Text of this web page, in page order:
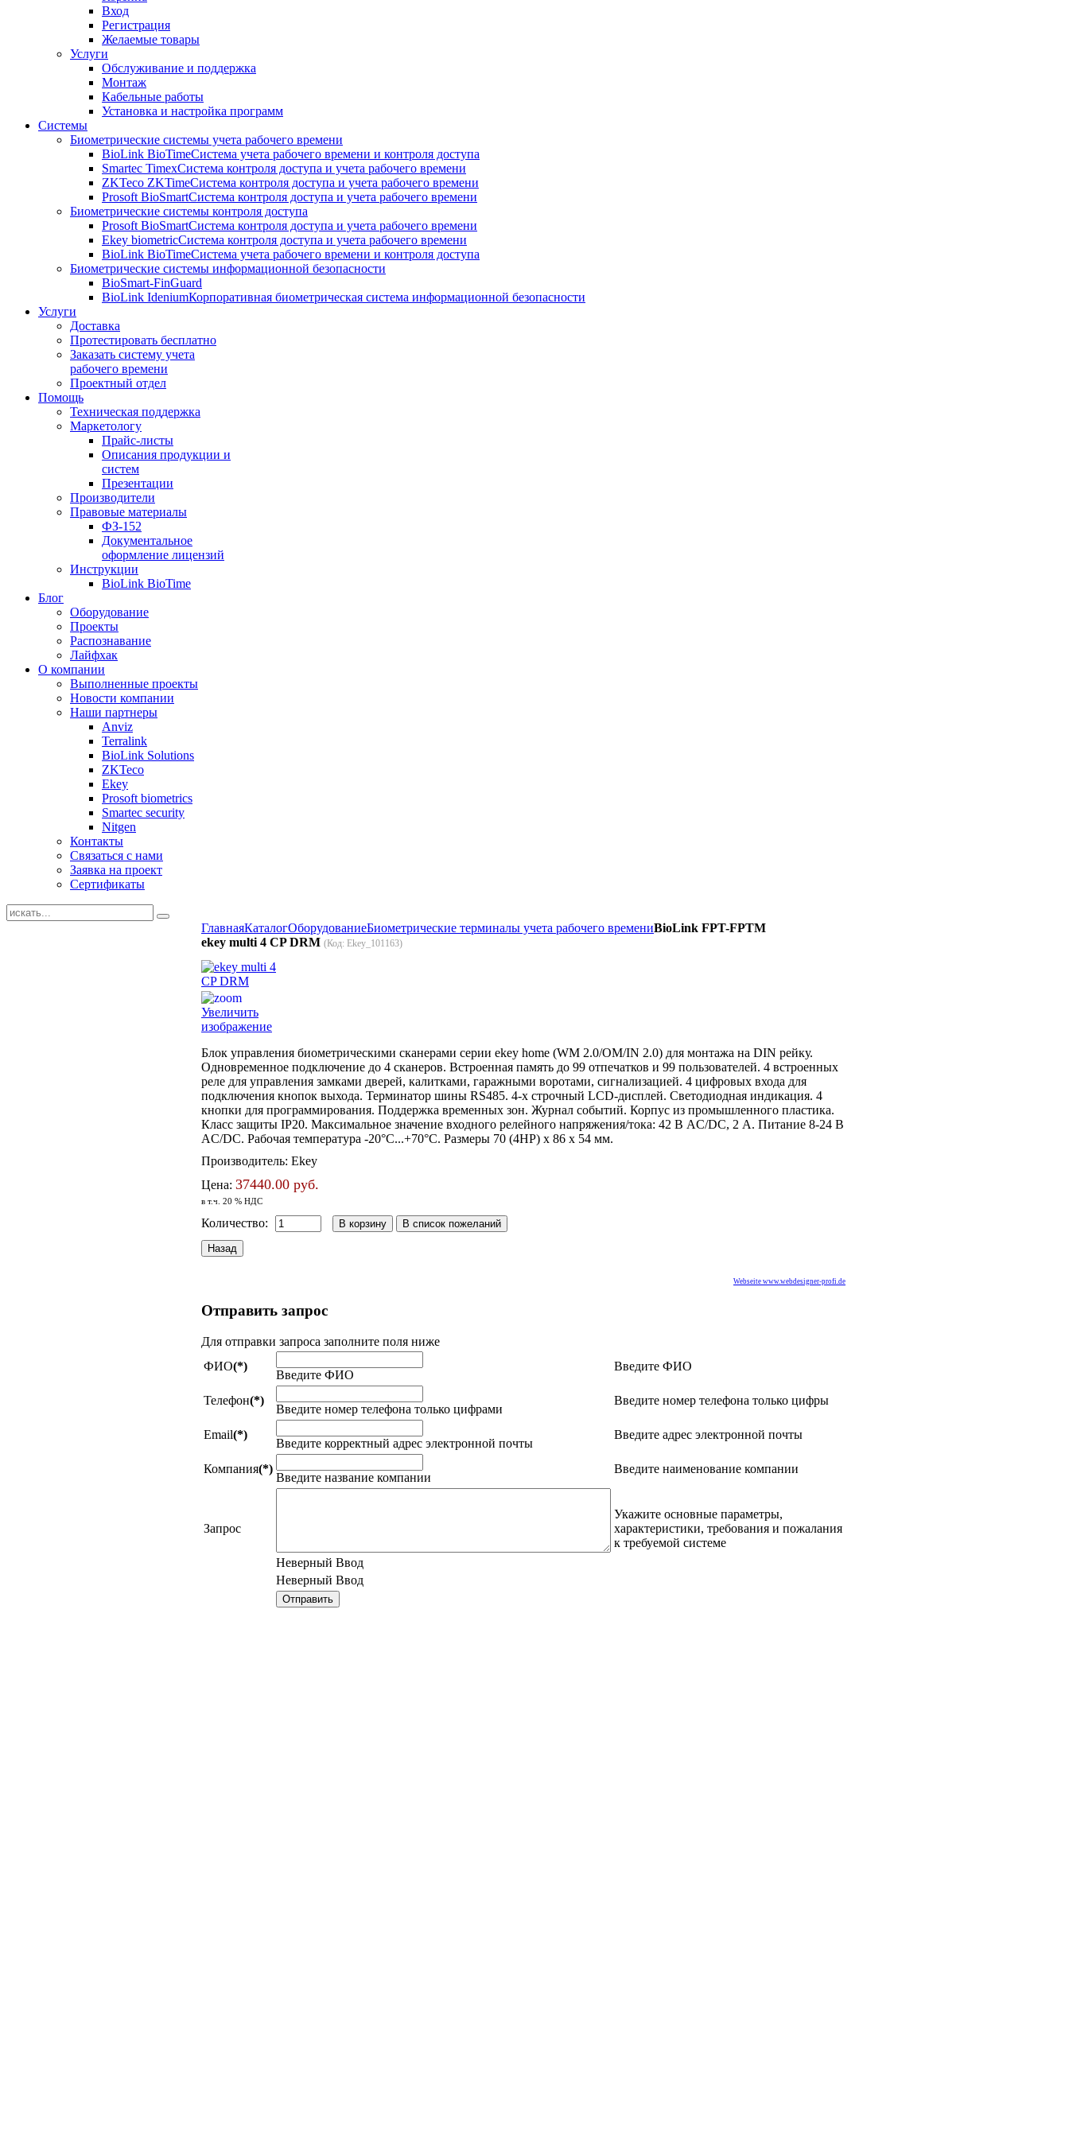
Вход
Регистрация
Желаемые товары
Услуги
Обслуживание и поддержка
Монтаж
Кабельные работы
Установка и настройка программ
Системы
Биометрические системы учета рабочего времени
BioLink BioTimeСистема учета рабочего времени и контроля доступа
Smartec TimexСистема контроля доступа и учета рабочего времени
ZKTeco ZKTimeСистема контроля доступа и учета рабочего времени
Prosoft BioSmartСистема контроля доступа и учета рабочего времени
Биометрические системы контроля доступа
Prosoft BioSmartСистема контроля доступа и учета рабочего времени
Ekey biometricСистема контроля доступа и учета рабочего времени
BioLink BioTimeСистема учета рабочего времени и контроля доступа
Биометрические системы информационной безопасности
BioSmart-FinGuard
BioLink IdeniumКорпоративная биометрическая система информационной безопасности
Услуги
Доставка
Протестировать бесплатно
Заказать систему учета
рабочего времени
Проектный отдел
Помощь
Техническая поддержка
Маркетологу
Прайс-листы
Описания продукции и
систем
Презентации
Производители
Правовые материалы
ФЗ-152
Документальное
оформление лицензий
Инструкции
BioLink BioTime
Блог
Оборудование
Проекты
Распознавание
Лайфхак
О компании
Выполненные проекты
Новости компании
Наши партнеры
Anviz
Terralink
BioLink Solutions
ZKTeco
Ekey
Prosoft biometrics
Smartec security
Nitgen
Контакты
Связаться с нами
Заявка на проект
Сертификаты
ГлавнаяКаталогОборудованиеБиометрические терминалы учета рабочего времениBioLink FPT-FPTM
ekey multi 4 CP DRM (Код: Ekey_101163)
Увеличить
изображение
Блок управления биометрическими сканерами серии ekey home (WM 2.0/OM/IN 2.0) для монтажа на DIN рейку.
Одновременное подключение до 4 сканеров. Встроенная память до 99 отпечатков и 99 пользователей. 4 встроенных
реле для управления замками дверей, калитками, гаражными воротами, сигнализацией. 4 цифровых входа для
подключения кнопок выхода. Терминатор шины RS485. 4-х строчный LCD-дисплей. Светодиодная индикация. 4
кнопки для программирования. Поддержка временных зон. Журнал событий. Корпус из промышленного пластика.
Класс защиты IP20. Максимальное значение входного релейного напряжения/тока: 42 В AC/DC, 2 А. Питание 8-24 В
AC/DC. Рабочая температура -20°C...+70°C. Размеры 70 (4НР) x 86 x 54 мм.
Производитель: Ekey
Цена: 37440.00 руб.
в т.ч. 20 % НДС
Количество:
Webseite www.webdesigner-profi.de
Отправить запрос
Для отправки запроса заполните поля ниже
ФИО(*)
Введите ФИО
Введите ФИО
Телефон(*)
Введите номер телефона только цифрами
Введите номер телефона только цифры
Email(*)
Введите корректный адрес электронной почты
Введите адрес электронной почты
Компания(*)
Введите название компании
Введите наименование компании
Запрос
Неверный Ввод
Укажите основные параметры,
характеристики, требования и пожалания
к требуемой системе
Неверный Ввод